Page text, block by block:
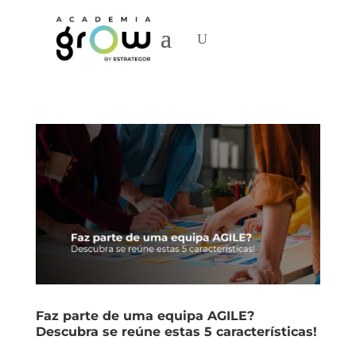
Faz parte de uma equipa AGILE?
Descubra se reúne estas 5 características!